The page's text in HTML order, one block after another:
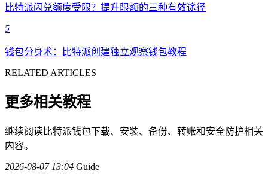
比特派闪兑额度受限？提升限额的三种有效途径
5
钱包分身术：比特派创建独立观察钱包教程
RELATED ARTICLES
更多相关教程
继续阅读比特派钱包下载、安装、备份、转账和安全防护相关
内容。
2026-08-07 13:04 Guide